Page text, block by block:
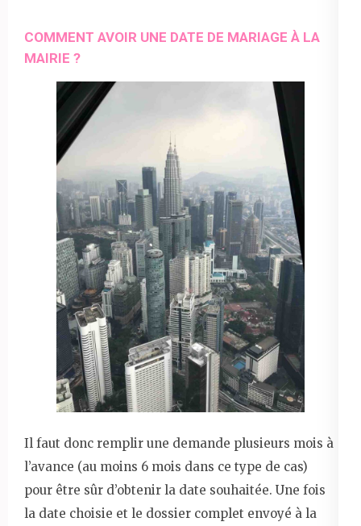
COMMENT AVOIR UNE DATE DE MARIAGE À LA
MAIRIE ?
Il faut donc remplir une demande plusieurs mois à
l’avance (au moins 6 mois dans ce type de cas)
pour être sûr d’obtenir la date souhaitée. Une fois
la date choisie et le dossier complet envoyé à la